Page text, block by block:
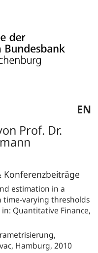
EN
Prof. Dr.
Konferenzbeiträge
estimation in a
time-varying thresholds
Quantitative Finance,
Hamburg, 2010